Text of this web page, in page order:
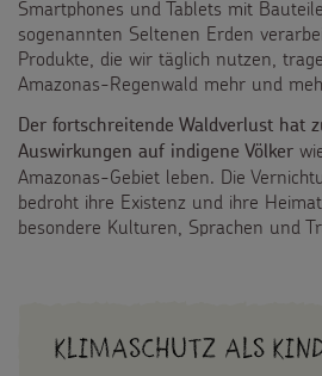
Smartphones und Tablets mit
sogenannten Seltenen Erden
Produkte, die wir täglich nutzen,
Amazonas-Regenwald mehr und
Der fortschreitende Waldverlust hat
Auswirkungen auf indigene Völker
Amazonas-Gebiet leben. Die
bedroht ihre Existenz und ihre
besondere Kulturen, Sprachen und
Klimaschutz als